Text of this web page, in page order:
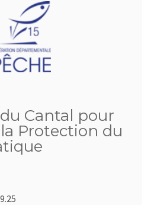
Cantal pour
Protection du